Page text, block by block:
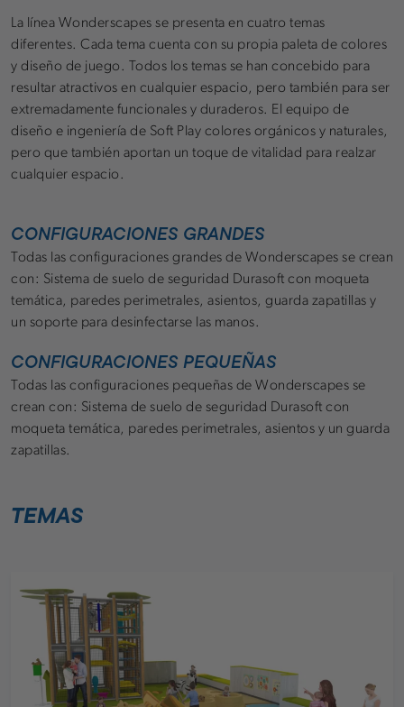
La línea Wonderscapes se presenta en cuatro temas
diferentes. Cada tema cuenta con su propia paleta de colores
y diseño de juego. Todos los temas se han concebido para
resultar atractivos en cualquier espacio, pero también para ser
extremadamente funcionales y duraderos. El equipo de
diseño e ingeniería de Soft Play colores orgánicos y naturales,
pero que también aportan un toque de vitalidad para realzar
cualquier espacio.
CONFIGURACIONES GRANDES
Todas las configuraciones grandes de Wonderscapes se crean
con: Sistema de suelo de seguridad Durasoft con moqueta
temática, paredes perimetrales, asientos, guarda zapatillas y
un soporte para desinfectarse las manos.
CONFIGURACIONES PEQUEÑAS
Todas las configuraciones pequeñas de Wonderscapes se
crean con: Sistema de suelo de seguridad Durasoft con
moqueta temática, paredes perimetrales, asientos y un guarda
zapatillas.
TEMAS